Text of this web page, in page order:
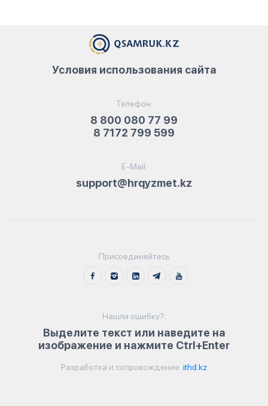
Телефон:
8 800 080 77 99
8 7172 799 599
E-Mail:
support@hrqyzmet.kz
Условия использования сайта
Присоединяйтесь
Нашли ошибку?:
Выделите текст или наведите на
изображение и нажмите Ctrl+Enter
Разработка и сопровождение ithd.kz